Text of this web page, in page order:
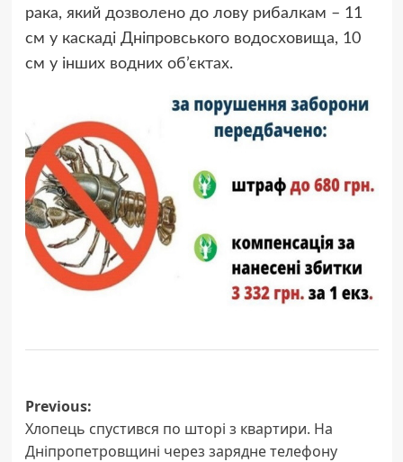
рака, який дозволено до лову рибалкам – 11
см у каскаді Дніпровського водосховища, 10
см у інших водних об’єктах.
Post
navigation
Previous:
Хлопець спустився по шторі з квартири. На
Дніпропетровщині через зарядне телефону